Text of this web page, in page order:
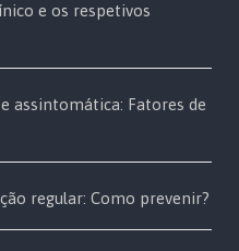
e os respetivos
assintomática: Fatores de
regular: Como prevenir?